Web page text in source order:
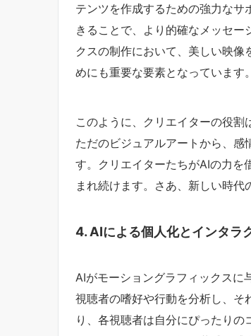
テンツを作成するための強力な
きることで、より的確なメッセ
クスの制作において、美しい映
めにも重要な要素となっています。
このように、クリエイターの役
ただのビジュアルアートから、感
す。クリエイターたちがAIの力を
まれ続けます。さあ、新しい時代
4. AIによる個人化とインタラ
AIがモーショングラフィックスに
視聴者の嗜好や行動を分析し、そ
り、各視聴者は自分にぴったり